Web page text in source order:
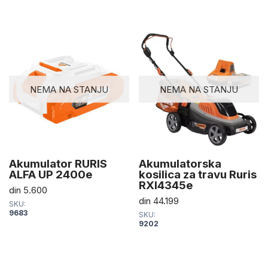
NEMA NA STANJU
Akumulator RURIS
ALFA UP 2400e
din 5.600
SKU:
9683
NEMA NA STANJU
Akumulatorska
kosilica za travu Ruris
RXI4345e
din 44.199
SKU:
9202